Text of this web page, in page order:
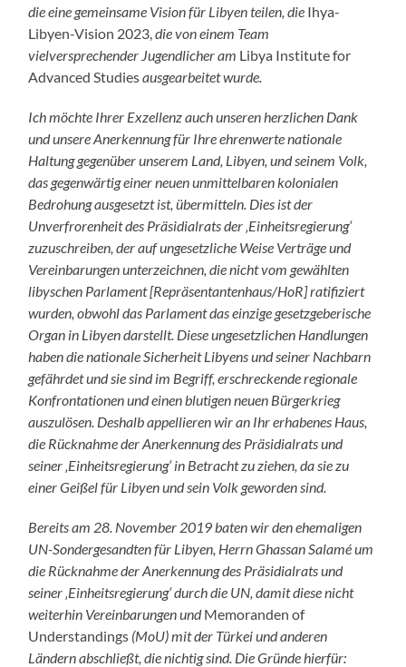
die eine gemeinsame Vision für Libyen teilen, die Ihya-
Libyen-Vision 2023, die von einem Team
vielversprechender Jugendlicher am Libya Institute for
Advanced Studiesausgearbeitet wurde.
Ich möchte Ihrer Exzellenz auch unseren herzlichen Dank
und unsere Anerkennung für Ihre ehrenwerte nationale
Haltung gegenüber unserem Land, Libyen, und seinem Volk,
das gegenwärtig einer neuen unmittelbaren kolonialen
Bedrohung ausgesetzt ist, übermitteln. Dies ist der
Unverfrorenheit des Präsidialrats der ‚Einheitsregierung‘
zuzuschreiben, der auf ungesetzliche Weise Verträge und
Vereinbarungen unterzeichnen, die nicht vom gewählten
libyschen Parlament [Repräsentantenhaus/HoR] ratifiziert
wurden, obwohl das Parlament das einzige gesetzgeberische
Organ in Libyen darstellt. Diese ungesetzlichen Handlungen
haben die nationale Sicherheit Libyens und seiner Nachbarn
gefährdet und sie sind im Begriff, erschreckende regionale
Konfrontationen und einen blutigen neuen Bürgerkrieg
auszulösen. Deshalb appellieren wir an Ihr erhabenes Haus,
die Rücknahme der Anerkennung des Präsidialrats und
seiner ‚Einheitsregierung‘ in Betracht zu ziehen, da sie zu
einer Geißel für Libyen und sein Volk geworden sind.
Bereits am 28. November 2019 baten wir den ehemaligen
UN-Sondergesandten für Libyen, Herrn Ghassan Salamé um
die Rücknahme der Anerkennung des Präsidialrats und
seiner ‚Einheitsregierung‘ durch die UN, damit diese nicht
weiterhin Vereinbarungen undMemoranden of
Understandings (MoU) mit der Türkei und anderen
Ländern abschließt, die nichtig sind. Die Gründe hierfür: